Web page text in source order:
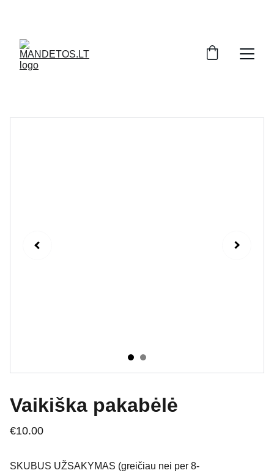
Vaikiška pakabėlė
€10.00
SKUBUS UŽSAKYMAS (greičiau nei per 8-